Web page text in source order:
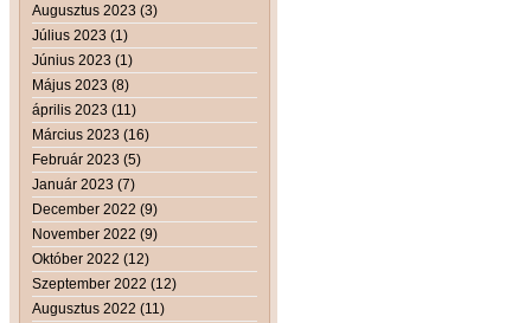
Augusztus 2023 (3)
Július 2023 (1)
Június 2023 (1)
Május 2023 (8)
április 2023 (11)
Március 2023 (16)
Február 2023 (5)
Január 2023 (7)
December 2022 (9)
November 2022 (9)
Október 2022 (12)
Szeptember 2022 (12)
Augusztus 2022 (11)